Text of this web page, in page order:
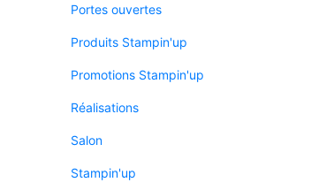
Portes ouvertes
Produits Stampin'up
Promotions Stampin'up
Réalisations
Salon
Stampin'up